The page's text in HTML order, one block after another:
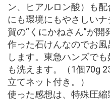
ン、ヒアルロン酸）も
にも環境にもやさしい
賀の“くにかねさん”が
作った石けんなのでお
します。東急ハンズで
も洗えます。（1個70g
立てネット付き。）
使った感想は、特殊圧